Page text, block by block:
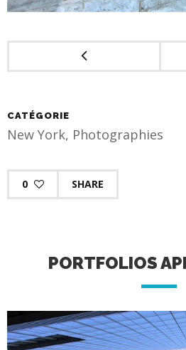
CATÉGORIE
New York, Photographies
0 SHARE
PORTFOLIOS